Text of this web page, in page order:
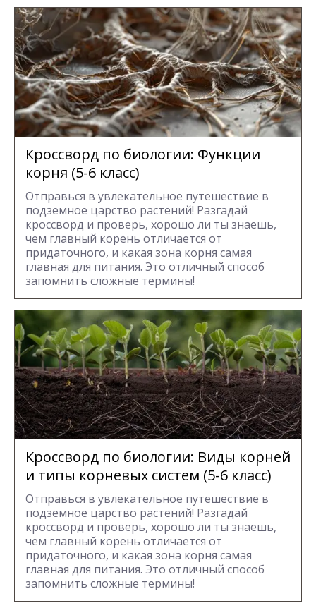
Кроссворд по биологии: Функции
корня (5-6 класс)
Отправься в увлекательное путешествие в
подземное царство растений! Разгадай
кроссворд и проверь, хорошо ли ты знаешь,
чем главный корень отличается от
придаточного, и какая зона корня самая
главная для питания. Это отличный способ
запомнить сложные термины!
Кроссворд по биологии: Виды корней
и типы корневых систем (5-6 класс)
Отправься в увлекательное путешествие в
подземное царство растений! Разгадай
кроссворд и проверь, хорошо ли ты знаешь,
чем главный корень отличается от
придаточного, и какая зона корня самая
главная для питания. Это отличный способ
запомнить сложные термины!